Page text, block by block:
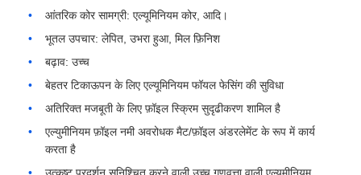
उद्धरण मांगें
एल्यूमीनियम पन्नी रोल
ऐल्युमिनियम की प्लेट
आंतरिक कोर सामग्री: एल्यूमिनियम कोर, आदि।
भूतल उपचार: लेपित, उभरा हुआ, मिल फ़िनिश
बढ़ाव: उच्च
बेहतर टिकाऊपन के लिए एल्यूमिनियम फॉयल फेसिंग की सुविधा
अतिरिक्त मजबूती के लिए फ़ॉइल स्क्रिम सुदृढीकरण शामिल है
एल्युमीनियम फ़ॉइल नमी अवरोधक मैट/फ़ॉइल अंडरलेमेंट के रूप में कार्य
करता है